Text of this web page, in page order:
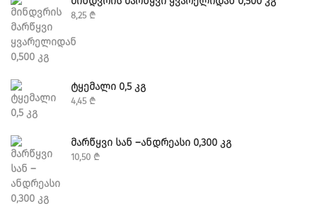
8,25 ₾
ᲢᲧᲔᲛᲐᲚᲘ 0,5 ᲙᲒ
4,45 ₾
ᲛᲐᲠᲬᲧᲕᲘ ᲡᲐᲜ –ᲐᲜᲓᲠᲔᲐᲡᲘ 0,300 ᲙᲒ
10,50 ₾